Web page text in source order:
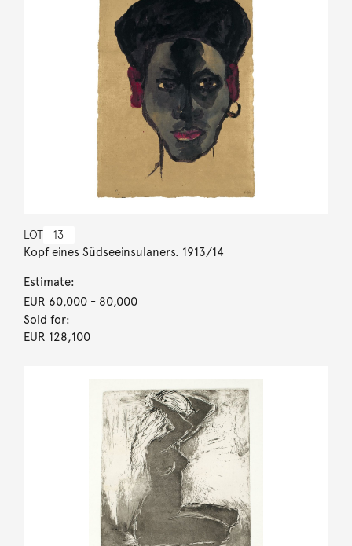
LOT 13
Kopf eines Südseeinsulaners. 1913/14
Estimate:
EUR 60,000- 80,000
Sold for:
EUR 128,100